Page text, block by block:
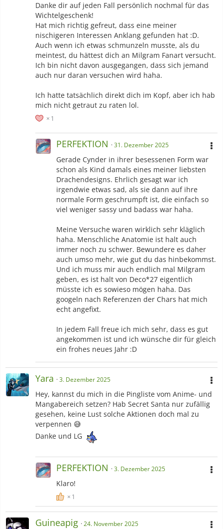
Final Fantasy XIII | Eidolons - Final Fantasy XIII | Sazh's Theme -
Final Fantasy XIII | Serah's Theme - Final Fantasy XIII | Vanille's
Theme - Final Fantasy XIII |The Archylte Steppe - Final Fantasy
| Kimi Ga Irukara - Final Fantasy XIII |New World - Final
Fantasy XIII-2| Neo Bodum Aggressive Mix - Final Fantasy XIII-
2 | The Paradigm Shift - Final Fantasy XIII-2 | Broken Township
Aggressive Mix - Final Fantasy XII-2 | Crazy Chocobo - Final
Fantasy XIII-2 | Luxerion - Lightning Returns | Crimson Blitz -
Ending Credits - Lightning Returns| Lavandia - Pokémon
Flordelis - X/Y| Flordelis USUM |
Shadows of Almia
- Red Rescue Team | Time Gear - Explorers of Sky |Waterfall
Cave - Explorers of Sky| Mt. Horn - Explorers of Sky | Crystal
Crossing - Explorers of Sky | Temporal Spire - Explorers of Sky
Dialga's Fight to the Finish! - Explorers of Sky| Do Your Best,
as Always! - Explorers of Sky | Defend Globe - Explorers of Sky
| Jubilife City (Day) - Diamond/Perl/Platinum | Eterna City (Day)
- Diamond/Perl/Platinum | Sunyshore City (Day) -
Diamond/Perl/Platinum | Pokémon Center (Night) -
Diamond/Perl/Platinum |
Game Corner -
Diamond/Perl/Platinum| Pokémon League (Night) -
Diamond/Perl/Platinum |Main Theme - Pokémon Friends
Diamond/Perl/Platinum |Undiscovered Waters - Aquaria|
Lost to the Waves - Aquaria | Lost Waters - Aquaria | Dummy! -
Undertale | Spider Dance - Undertale | Death by Glamour -
Bergentrückung + Asgore - Undertale
Gold, Silber, Gelb, Weiß, Pink
Katzen, Wespen, (Antennen)Welse, Schlangen, Hirschkäfer,
Libellen
-Genre
Drama, Smut, Boys Love, Romance, Slice of Life, Gore, Horror,
Action, Musical, Trash TV
-Fandoms
Guild Wars 2 Charaktere
-Sonstiges
Schneemänner, Drachen, Flügel, Roboter, Fell, Melancholie,
unnötiges Drama, Creepypasta, Diskutieren,
Dauerwerbesendungen, trockenen Humor, Kronen, Eleganz,
Trommeln, Mayonnaise, Engel, Charaktere mit Gottkomplex
e.e, Pixelart
Danke dir auf jeden Fall persönlich nochmal für das
Wichtelgeschenk!
Hat mich richtig gefreut, dass eine meiner
nischigeren Interessen Anklang gefunden hat :D.
Auch wenn ich etwas schmunzeln musste, als du
meintest, du hättest dich an Milgram Fanart versucht.
Ich bin nicht davon ausgegangen, dass sich jemand
auch nur daran versuchen wird haha.
Ich hatte tatsächlich direkt dich im Kopf, aber ich hab
mich nicht getraut zu raten lol.
1
PERFEKTION 31. Dezember 2025
Gerade Cynder in ihrer besessenen Form war
schon als Kind damals eines meiner liebsten
Drachendesigns. Ehrlich gesagt war ich
irgendwie etwas sad, als sie dann auf ihre
normale Form geschrumpft ist, die einfach so
viel weniger sassy und badass war haha.
Meine Versuche waren wirklich sehr kläglich
haha. Menschliche Anatomie ist halt auch
immer noch zu schwer. Bewundere es daher
auch umso mehr, wie gut du das hinbekommst.
Und ich muss mir auch endlich mal Milgram
geben, es ist halt von Deco*27 eigentlich
müsste ich es sowieso mögen haha. Das
googeln nach Referenzen der Chars hat mich
echt angefixt.
In jedem Fall freue ich mich sehr, dass es gut
angekommen ist und ich wünsche dir für gleich
ein frohes neues Jahr :D
Yara 3. Dezember 2025
Hey, kannst du mich in die Pingliste vom Anime- und
Mangabereich setzen? Hab Secret Santa nur zufällig
gesehen, keine Lust solche Aktionen doch mal zu
verpennen 😅
Danke und LG
PERFEKTION 3. Dezember 2025
Klaro!
1
Guineapig 24. November 2025